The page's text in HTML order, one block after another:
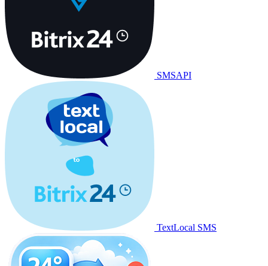
SMSAPI
TextLocal SMS